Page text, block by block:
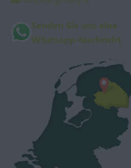
Senden Sie uns eine
Whatsapp-Nachricht